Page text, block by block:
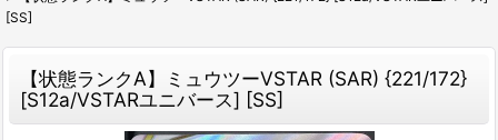
[SS]
【状態ランクA】ミュウツーVSTAR (SAR) {221/172}
[S12a/VSTARユニバース] [SS]